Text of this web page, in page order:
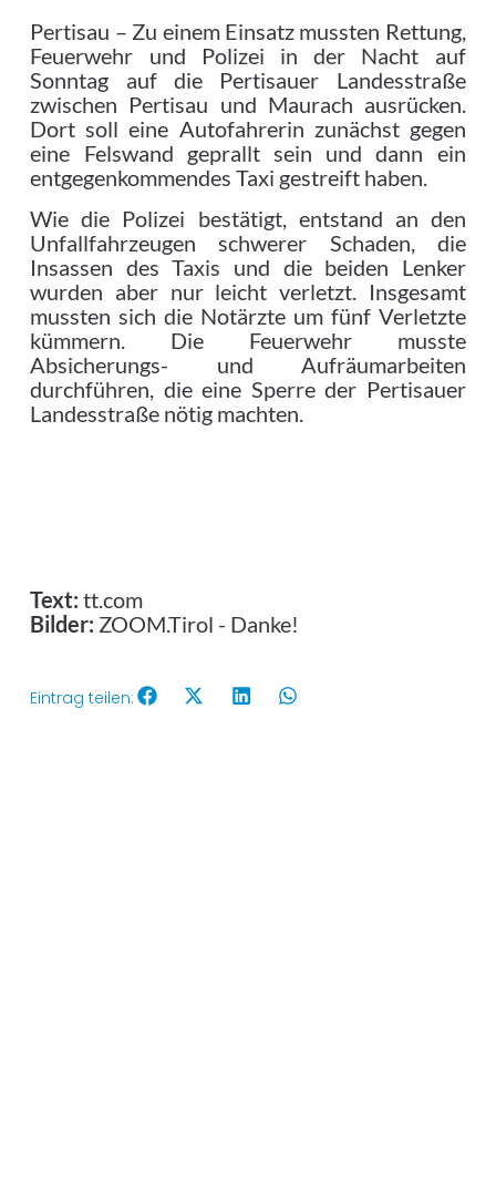
Pertisau – Zu einem Einsatz mussten Rettung,
Feuerwehr und Polizei in der Nacht auf
Sonntag auf die Pertisauer Landesstraße
zwischen Pertisau und Maurach ausrücken.
Dort soll eine Autofahrerin zunächst gegen
eine Felswand geprallt sein und dann ein
entgegenkommendes Taxi gestreift haben.
Wie die Polizei bestätigt, entstand an den
Unfallfahrzeugen schwerer Schaden, die
Insassen des Taxis und die beiden Lenker
wurden aber nur leicht verletzt. Insgesamt
mussten sich die Notärzte um fünf Verletzte
kümmern. Die Feuerwehr musste
Absicherungs- und Aufräumarbeiten
durchführen, die eine Sperre der Pertisauer
Landesstraße nötig machten.
Text:tt.com
Bilder: ZOOM.Tirol - Danke!
Eintrag teilen: